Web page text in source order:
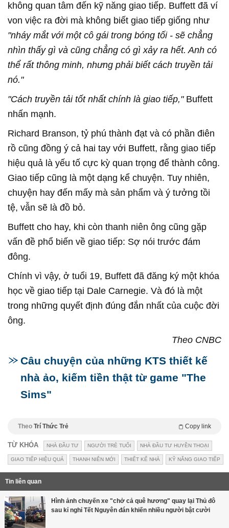
không quan tâm đến kỹ năng giao tiếp. Buffett đã ví
von việc ra đời mà không biết giao tiếp giống như
"nháy mắt với một cô gái trong bóng tối - sẽ chẳng
nhìn thấy gì và cũng chẳng có gì xảy ra hết. Anh có
thể rất thông minh, nhưng phải biết cách truyền tải
nó."
"Cách truyền tải tốt nhất chính là giao tiếp,"Buffett
nhấn mạnh.
Richard Branson, tỷ phú thành đạt và có phần điên
rồ cũng đồng ý cả hai tay với Buffett, rằng giao tiếp
hiệu quả là yếu tố cực kỳ quan trọng để thành công.
Giao tiếp cũng là một dạng kể chuyện. Tuy nhiên,
chuyện hay đến mấy mà sản phẩm và ý tưởng tồi
tệ, vẫn sẽ là đồ bỏ.
Buffett cho hay, khi còn thanh niên ông cũng gặp
vấn đề phổ biến về giao tiếp: Sợ nói trước đám
đông.
Chính vì vậy, ở tuổi 19, Buffett đã đăng ký một khóa
học về giao tiếp tại Dale Carnegie. Và đó là một
trong những quyết định đúng đắn nhất của cuộc đời
ông.
Theo CNBC
Câu chuyện của những KTS thiết kế
nhà ảo, kiếm tiền thật từ game "The
Sims"
Theo Trí Thức Trẻ Copy link
TỪ KHÓA NHÀ ĐẦU TƯ NGƯỜI TRẺ TUỔI NHÀ ĐẦU TƯ HUYỀN THOẠI
GIAO TIẾP HIỆU QUẢ THANH NIÊN MỚI THIẾT KẾ NHÀ KỸ NĂNG GIAO TIẾP
Tin liên quan
Hình ảnh chuyến xe "chở cả quê hương" quay lại Thủ đô
sau kỉ nghỉ Tết Nguyên đán khiến nhiều người bật cười